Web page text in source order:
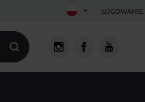
LOGOWANIE